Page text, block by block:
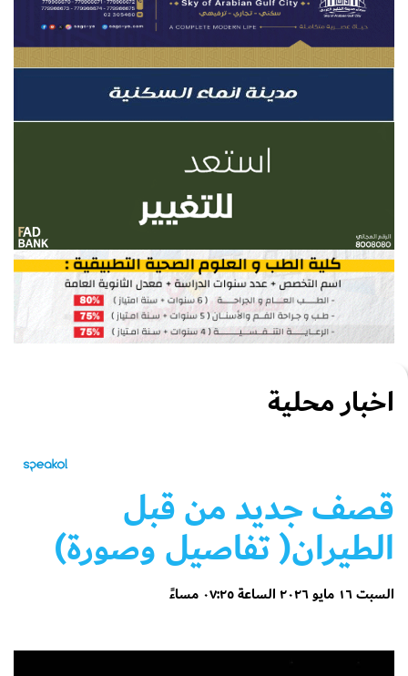
اخبار محلية
قصف جديد من قبل
الطيران( تفاصيل وصورة)
السبت ١٦ مايو ٢٠٢٦ الساعة ٠٧:٢٥ مساءً